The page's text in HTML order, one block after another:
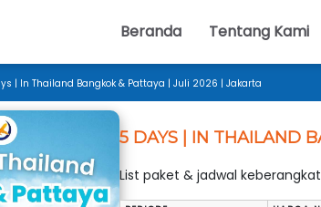
Beranda Tentang Kami
| In Thailand Bangkok & Pattaya | Juli 2026 | Jakarta
5 DAYS | IN THAILAND
List paket & jadwal